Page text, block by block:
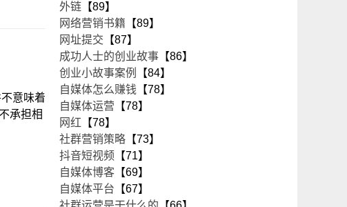
意味着
承担相
外链 【89】
网络营销书籍 【89】
网址提交 【87】
成功人士的创业故事 【86】
创业小故事案例
【84】
自媒体怎么赚钱 【78】
自媒体运营 【78】
网红 【78】
社群营销策略 【73】
抖音短视频 【71】
自媒体博客 【69】
自媒体平台 【67】